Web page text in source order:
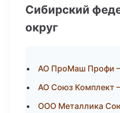
Сибирский
округ
АО ПроМаш Профи
АО Союз Комплект
ООО Металлика